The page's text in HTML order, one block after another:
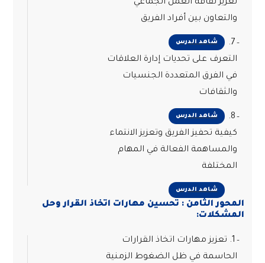
تعزيز ثقافة العمل الجماعي
والتعاون بين أفراد الفريق
شاهد الدرس
7.
التعرف على تحديات إدارة العلاقات
في الفرق المتعددة الجنسيات
والثقافات
شاهد الدرس
8.
كيفية تحفيز الفريق وتعزيز الانتماء
والمساهمة الفعالة في المهام
المختلفة
شاهد الدرس
المحور الثامن : تحسين مهارات اتخاذ القرار وحل
المشكلات:
1. تعزيز مهارات اتخاذ القرارات
الحاسمة في ظل الضغوط الزمنية